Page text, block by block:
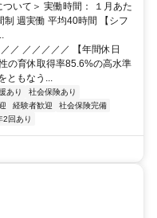
いて＞ 実働時間： １月あた
制 週実働 平均40時間 【シフ
／ ／／／／／ 【年間休日
の育休取得率85.6%の高水準
ともなう...
あり
社会保険あり
経験者歓迎
社会保険完備
2回あり